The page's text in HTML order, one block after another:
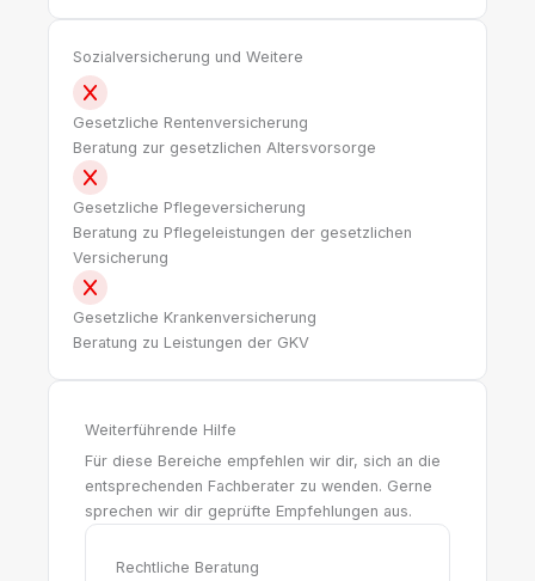
Sozialversicherung und Weitere
Gesetzliche Rentenversicherung
Beratung zur gesetzlichen Altersvorsorge
Gesetzliche Pflegeversicherung
Beratung zu Pflegeleistungen der gesetzlichen
Versicherung
Gesetzliche Krankenversicherung
Beratung zu Leistungen der GKV
Weiterführende Hilfe
Für diese Bereiche empfehlen wir dir, sich an die
entsprechenden Fachberater zu wenden. Gerne
sprechen wir dir geprüfte Empfehlungen aus.
Rechtliche Beratung